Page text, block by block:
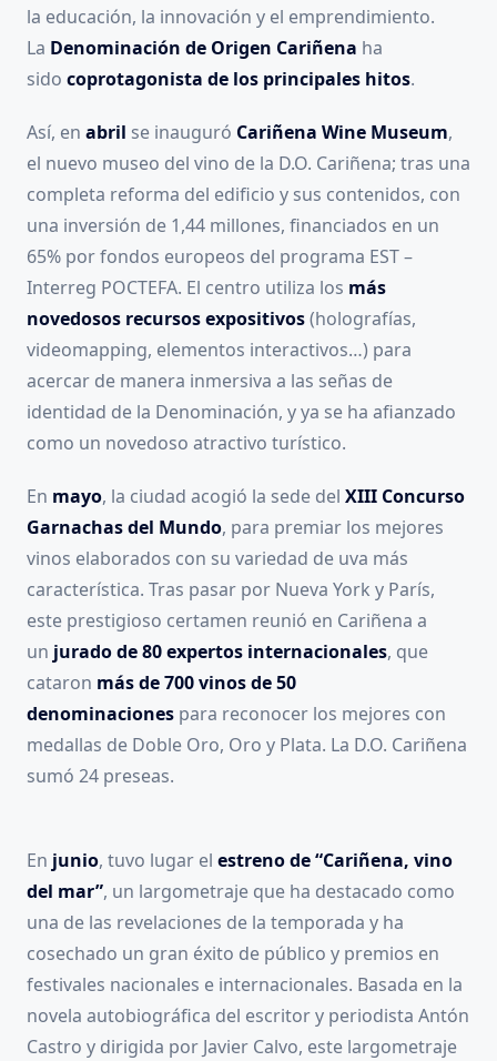
la educación, la innovación y el emprendimiento.
La Denominación de Origen Cariñena ha
sido coprotagonista de los principales hitos.
Así, en abril se inauguró Cariñena Wine Museum,
el nuevo museo del vino de la D.O. Cariñena; tras una
completa reforma del edificio y sus contenidos, con
una inversión de 1,44 millones, financiados en un
65% por fondos europeos del programa EST –
Interreg POCTEFA. El centro utiliza los más
novedosos recursos expositivos(holografías,
videomapping, elementos interactivos…) para
acercar de manera inmersiva a las señas de
identidad de la Denominación, y ya se ha afianzado
como un novedoso atractivo turístico.
En mayo, la ciudad acogió la sede del XIII Concurso
Garnachas del Mundo, para premiar los mejores
vinos elaborados con su variedad de uva más
característica. Tras pasar por Nueva York y París,
este prestigioso certamen reunió en Cariñena a
un jurado de 80 expertos internacionales, que
cataron más de 700 vinos de 50
denominaciones para reconocer los mejores con
medallas de Doble Oro, Oro y Plata. La D.O. Cariñena
sumó 24 preseas.
En junio, tuvo lugar el estreno de “Cariñena, vino
del mar”, un largometraje que ha destacado como
una de las revelaciones de la temporada y ha
cosechado un gran éxito de público y premios en
festivales nacionales e internacionales. Basada en la
novela autobiográfica del escritor y periodista Antón
Castro y dirigida por Javier Calvo, este largometraje